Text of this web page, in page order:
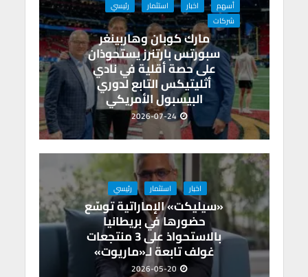
k
p أسهم اخبار استثمار
رئيسي
شركات
مارك كوبان وهاربينغر
سبورتس بارتنرز يستحوذان
على حصة أقلية في نادي
أثليتيكس التابع لدوري
البيسبول الأمريكي
2026-07-24
اخبار استثمار رئيسي
«سيليكت» الإماراتية توسّع
حضورها في بريطانيا
بالاستحواذ على 3 منتجعات
غولف تابعة لـ«ماريوت»
2026-05-20